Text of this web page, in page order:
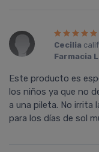
Cecilia
Farmacia
Este producto es
los niños ya que no
a una pileta. No irrita
para los días de sol